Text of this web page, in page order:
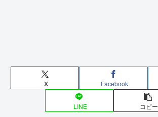
X Facebook
LINE コピー